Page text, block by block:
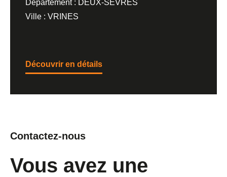
Département : DEUX-SEVRES
Ville : VRINES
Découvrir en détails
Contactez-nous
Vous avez une